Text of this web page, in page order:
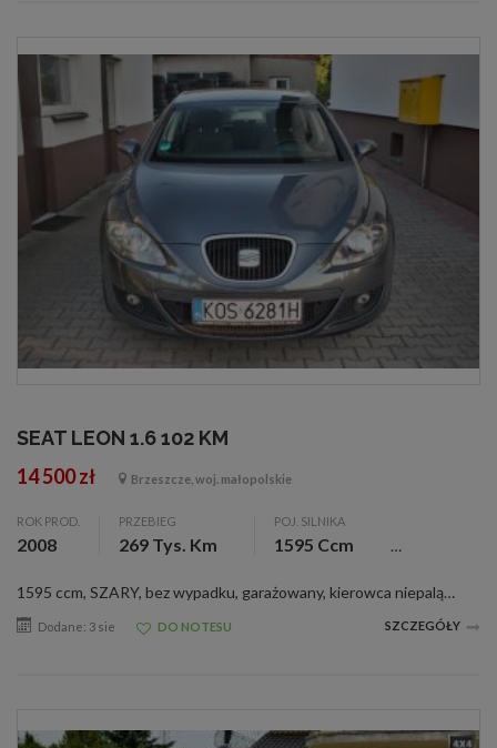
SEAT LEON 1.6 102 KM
14 500 zł Brzeszcze, woj. małopolskie
ROK PROD.
2008
PRZEBIEG
269 Tys. Km
POJ. SILNIKA
1595 Ccm
1595 ccm, SZARY, bez wypadku, garażowany, kierowca niepalący, kpl. dokumentacja, serwisowany, zarejestr., ABS, alum. felgi, c. zamek, el. otw. szyby, el. reg. lusterka, ESP, immobilizer, klimatyzacja, komputer pokł., nawigacja, pod. pow., tempomat, ...
Dodane: 3 sie DO NOTESU SZCZEGÓŁY